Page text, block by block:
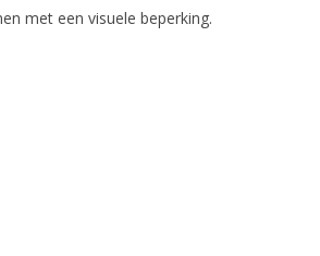
met een visuele beperking.